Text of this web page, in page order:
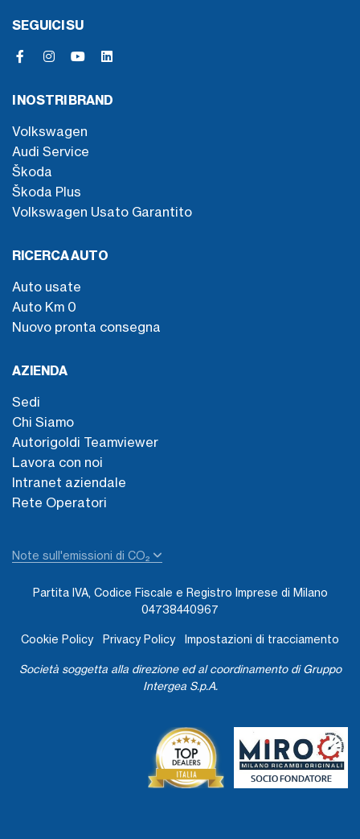
SEGUICI SU
I NOSTRI BRAND
Volkswagen
Audi Service
Škoda
Škoda Plus
Volkswagen Usato Garantito
RICERCA AUTO
Auto usate
Auto Km 0
Nuovo pronta consegna
AZIENDA
Sedi
Chi Siamo
Autorigoldi Teamviewer
Lavora con noi
Intranet aziendale
Rete Operatori
Note sull'emissioni di CO₂
Partita IVA, Codice Fiscale e Registro Imprese di Milano
04738440967
Cookie Policy Privacy Policy Impostazioni di tracciamento
Società soggetta alla direzione ed al coordinamento di Gruppo
Intergea S.p.A.